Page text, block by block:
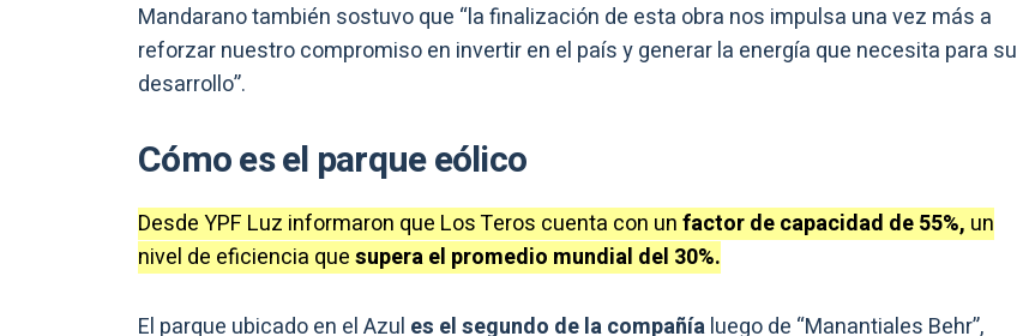
Mandarano también sostuvo que “la finalización de esta obra nos impulsa una vez más a
reforzar nuestro compromiso en invertir en el país y generar la energía que necesita para su
desarrollo”.
Cómo es el parque eólico
Desde YPF Luz informaron que Los Teros cuenta con unfactor de capacidad de 55%, un
nivel de eficiencia quesupera el promedio mundial del 30%.
El parque ubicado en el Azul es el segundo de la compañíaluego de “Manantiales Behr”,